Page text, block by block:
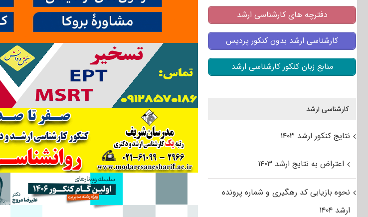
دفترچه های کارشناسی ارشد
کارشناسی ارشد بدون کنکور پردیس
منابع زبان کنکور کارشناسی ارشد
کارشناسی ارشد
نتایج کنکور ارشد ۱۴۰۳
اعتراض به نتایج ارشد ۱۴۰۳
نحوه بازیابی کد رهگیری و شماره پرونده
ارشد ۱۴۰۴